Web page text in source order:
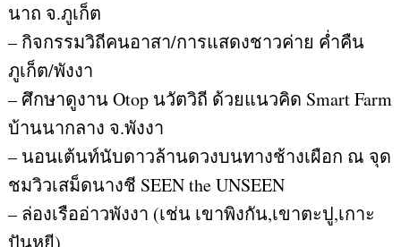
นาถ จ.ภูเก็ต
– กิจกรรมวิถีคนอาสา/การแสดงชาวค่าย ค่ำคืน
ภูเก็ต/พังงา
– ศึกษาดูงาน Otop นวัตวิถี ด้วยแนวคิด Smart Farm
บ้านนากลาง จ.พังงา
– นอนเต้นท์นับดาวล้านดวงบนทางช้างเผือก ณ จุด
ชมวิวเสม็ดนางชี SEEN the UNSEEN
– ล่องเรืออ่าวพังงา (เช่น เขาพิงกัน,เขาตะปู,เกาะ
ปันหยี)